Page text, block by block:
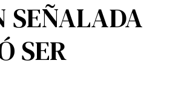
SEÑALADA
SER